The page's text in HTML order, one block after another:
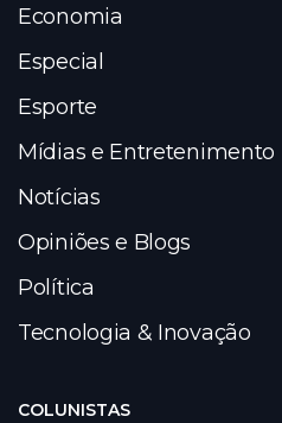
Economia
Especial
Esporte
Mídias e Entretenimento
Notícias
Opiniões e Blogs
Política
Tecnologia & Inovação
COLUNISTAS